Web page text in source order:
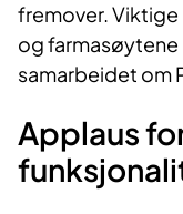
fremover.
og farmasøytene
samarbeidet om
Applaus